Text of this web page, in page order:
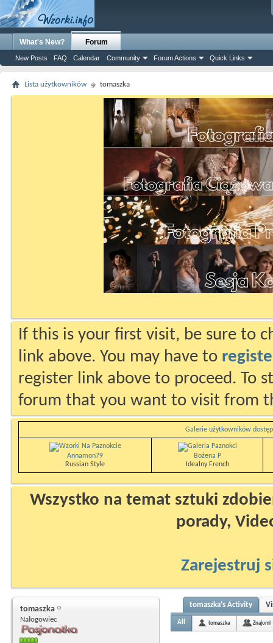
What's New? Forum
New Posts FAQ Calendar Community Forum Actions Quick Links
Lista użytkowników tomaszka
If this is your first visit, be sure to
link above. You may have to
register link above to proceed. To
forum that you want to visit from
Galerie użytkowników
Annamon79
Russian Style
Bożena P
Idealny French
Wszystko na temat sztuki
porady,
Zarejestruj
tomaszka
Nałogowiec
tomaszka's Activity
All tomaszka Znajomi